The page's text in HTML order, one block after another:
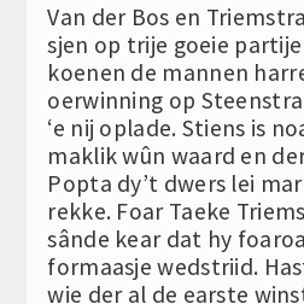
Van der Bos en
sjen op trije goeie
koenen de mannen
oerwinning op
‘e nij oplade. Stiens is
maklik wûn waard en
Popta dy’t dwers lei
rekke. Foar Taeke
sânde kear dat hy
formaasje wedstriid.
wie der al de earste